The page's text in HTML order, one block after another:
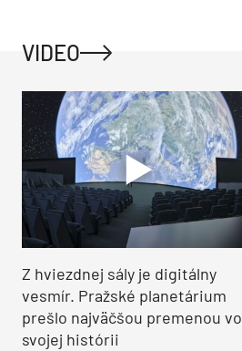
VIDEO
Z hviezdnej sály je digitálny
vesmír. Pražské planetárium
prešlo najväčšou premenou vo
svojej histórii